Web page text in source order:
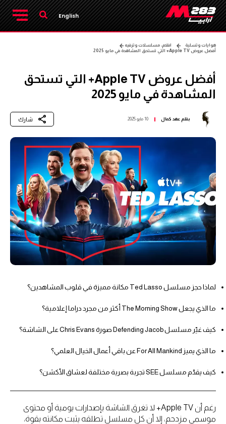
English
هوايات وتسلية
افلام، مسلسلات وترفيه
أفضل عروض Apple TV+ التي تستحق المشاهدة في مايو 2025
أفضل عروض Apple TV+ التي تستحق
المشاهدة في مايو 2025
بقلمعهد كمال 10 مايو 2025 شارك
لماذا حجز مسلسل Ted Lasso مكانة مميزة في قلوب المشاهدين؟
ما الذي يجعل The Morning Show أكثر من مجرد دراما إعلامية؟
كيف غيّر مسلسل Defending Jacob صورة Chris Evans على الشاشة؟
ما الذي يميز For All Mankind عن باقي أعمال الخيال العلمي؟
كيف يقدّم مسلسل SEE تجربة بصرية مختلفة لعشاق الأكشن؟
رغم أن Apple TV+ لا تغرق الشاشة بإصدارات يومية أو محتوى
موسمي مزدحم، إلا أن كل مسلسل تطلقه يثبت مكانته بقوة،